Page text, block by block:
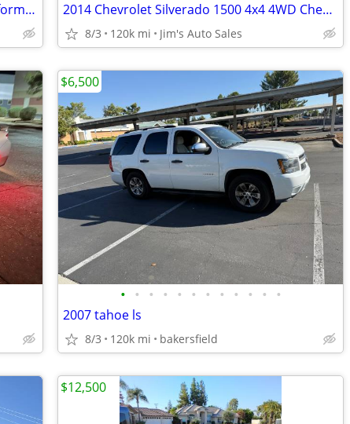
2026 Ford F-150 4x4 4WD F150 Ford Performance Supercharged WELD Racin 2014 Chevrolet Silverado 1500 4x4 4WD Chevy Crew Cab Z71 LTZ Plus Package Truck
8/3 120k mi Jim's Auto Sales
• • • • • • • • • • • •
2007 tahoe ls
8/3 120k mi bakersfield
$6,500
$12,500